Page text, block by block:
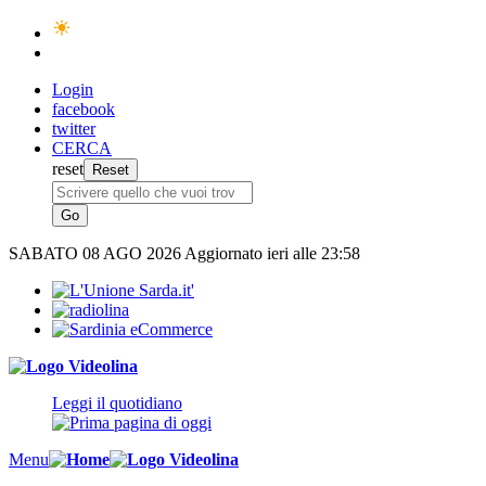
Login
facebook
twitter
CERCA
reset
SABATO 08 AGO 2026 Aggiornato ieri alle 23:58
Leggi il quotidiano
Menu